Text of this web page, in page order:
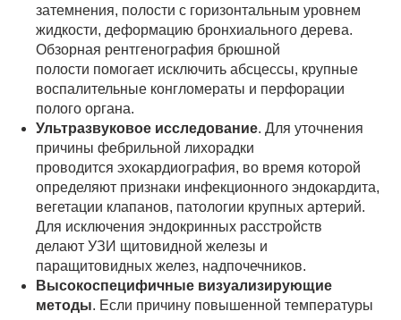
затемнения, полости с горизонтальным уровнем
жидкости, деформацию бронхиального дерева.
Обзорная рентгенография брюшной
полости помогает исключить абсцессы, крупные
воспалительные конгломераты и перфорации
полого органа.
Ультразвуковое исследование. Для уточнения
причины фебрильной лихорадки
проводится эхокардиография, во время которой
определяют признаки инфекционного эндокардита,
вегетации клапанов, патологии крупных артерий.
Для исключения эндокринных расстройств
делают УЗИ щитовидной железы и
паращитовидных желез, надпочечников.
Высокоспецифичные визуализирующие
методы. Если причину повышенной температуры